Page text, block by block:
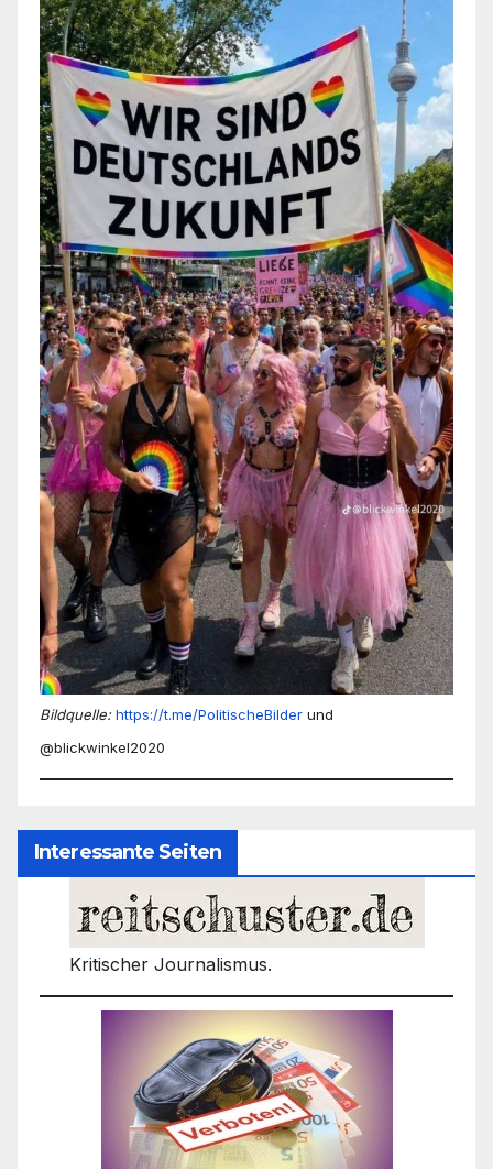
Bildquelle: https://t.me/PolitischeBilder und
@blickwinkel2020
Interessante Seiten
Kritischer Journalismus.